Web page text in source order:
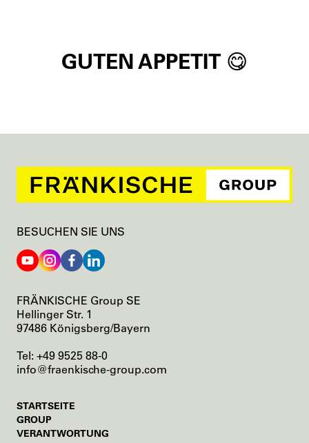
GUTEN APPETIT 😋
BESUCHEN SIE UNS
FRÄNKISCHE Group SE
Hellinger Str. 1
97486 Königsberg/Bayern
Tel: +49 9525 88-0
info@fraenkische-group.com
NAVIGATION
ÜBERSPRINGEN
STARTSEITE
GROUP
VERANTWORTUNG